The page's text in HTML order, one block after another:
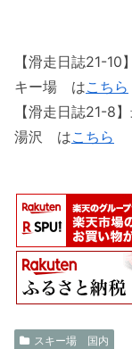
【滑走日誌21-
キー場 はこちら
【滑走日誌21-8
湯沢 はこちら
スキー場 国内